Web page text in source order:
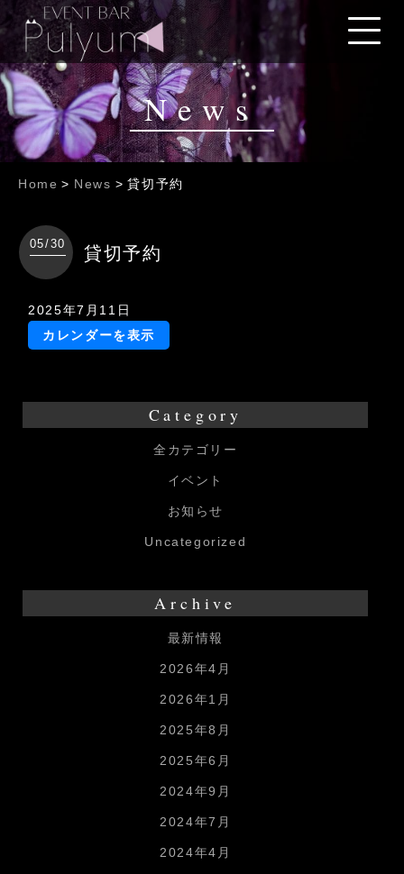
News
Home > News > 貸切予約
05/30 貸切予約
貸
2025年7月11日
カレンダーを表示
Category
全カテゴリー
イベント
お知らせ
Uncategorized
Archive
最新情報
2026年4月
2026年1月
2025年8月
2025年6月
2024年9月
2024年7月
2024年4月